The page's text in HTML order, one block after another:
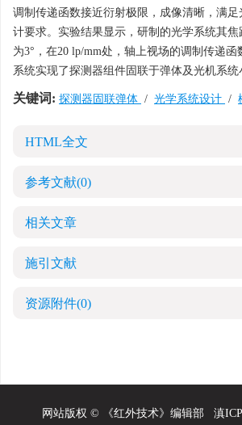
调制传递函数接近衍射极限，成像清晰，满
计要求。实验结果显示，研制的光学系统其焦
为3°，在20 lp/mm处，轴上视场的调制传递函
系统实现了探测器组件固联于弹体及光机系统
关键词: 探测器固联弹体 / 光学系统设计 /
HTML全文
参考文献(0)
相关文章
施引文献
资源附件(0)
网站版权 © 《红外技术》编辑部 滇